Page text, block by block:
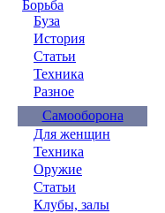
Борьба
Буза
История
Статьи
Техника
Разное
Самооборона
Для женщин
Техника
Оружие
Статьи
Клубы, залы